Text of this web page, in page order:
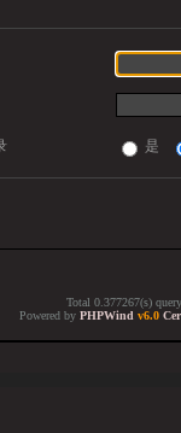
是
Total 0.377267(s)
Powered by PHPWind v6.0